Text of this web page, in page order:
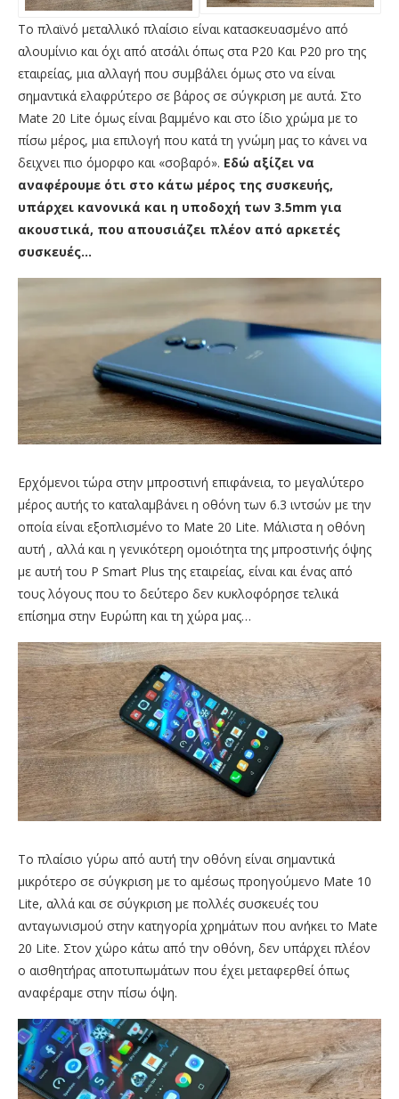
Το πλαϊνό μεταλλικό πλαίσιο είναι κατασκευασμένο από
αλουμίνιο και όχι από ατσάλι όπως στα P20 Και P20 pro της
εταιρείας, μια αλλαγή που συμβάλει όμως στο να είναι
σημαντικά ελαφρύτερο σε βάρος σε σύγκριση με αυτά. Στο
Mate 20 Lite όμως είναι βαμμένο και στο ίδιο χρώμα με το
πίσω μέρος, μια επιλογή που κατά τη γνώμη μας το κάνει να
δειχνει πιο όμορφο και «σοβαρό». Εδώ αξίζει να
αναφέρουμε ότι στο κάτω μέρος της συσκευής,
υπάρχει κανονικά και η υποδοχή των 3.5mm για
ακουστικά, που απουσιάζει πλέον από αρκετές
συσκευές…
Ερχόμενοι τώρα στην μπροστινή επιφάνεια, το μεγαλύτερο
μέρος αυτής το καταλαμβάνει η οθόνη των 6.3 ιντσών με την
οποία είναι εξοπλισμένο το Mate 20 Lite. Μάλιστα η οθόνη
αυτή , αλλά και η γενικότερη ομοιότητα της μπροστινής όψης
με αυτή του P Smart Plus της εταιρείας, είναι και ένας από
τους λόγους που το δεύτερο δεν κυκλοφόρησε τελικά
επίσημα στην Ευρώπη και τη χώρα μας…
Το πλαίσιο γύρω από αυτή την οθόνη είναι σημαντικά
μικρότερο σε σύγκριση με το αμέσως προηγούμενο Mate 10
Lite, αλλά και σε σύγκριση με πολλές συσκευές του
ανταγωνισμού στην κατηγορία χρημάτων που ανήκει το Mate
20 Lite. Στον χώρο κάτω από την οθόνη, δεν υπάρχει πλέον
ο αισθητήρας αποτυπωμάτων που έχει μεταφερθεί όπως
αναφέραμε στην πίσω όψη.